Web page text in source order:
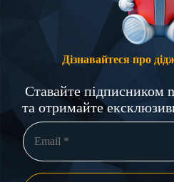
Дізнавайтеся про
Ставайте підписником
та отримайте